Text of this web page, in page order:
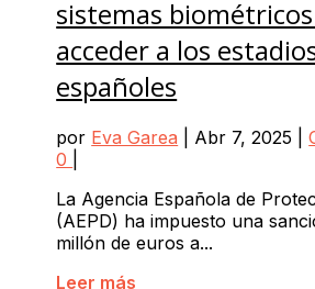
sistemas
acceder a los
españoles
por Eva Garea Abr 7, 2025 |
0
La Agencia Española de
(AEPD) ha impuesto una
millón de euros a...
Leer más